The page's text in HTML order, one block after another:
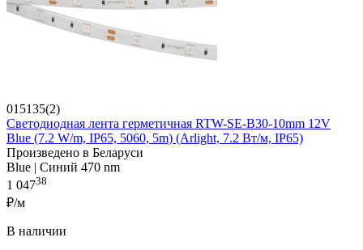
015135(2)
Светодиодная лента герметичная RTW-SE-B30-10mm 12V
Blue (7.2 W/m, IP65, 5060, 5m) (Arlight, 7.2 Вт/м, IP65)
Произведено в Беларуси
Blue | Синий 470 nm
1 04738
₽/м
В наличии